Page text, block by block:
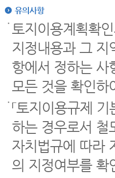
유의사항
토지이용계획확
지정내용과 그 지
항에서 정하는 사
모든 것을 확인하
「토지이용규제
하는 경우로서 철
자치법규에 따라
의 지정여부를 확